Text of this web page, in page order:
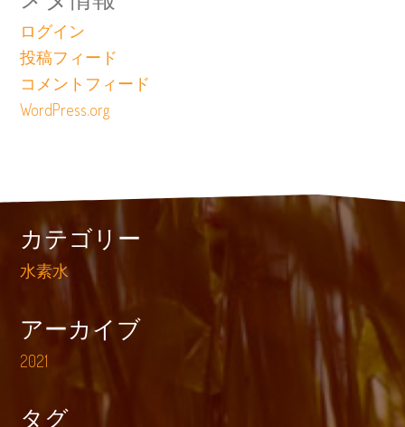
ログイン
投稿フィード
コメントフィード
WordPress.org
カテゴリー
水素水
アーカイブ
2021
タグ